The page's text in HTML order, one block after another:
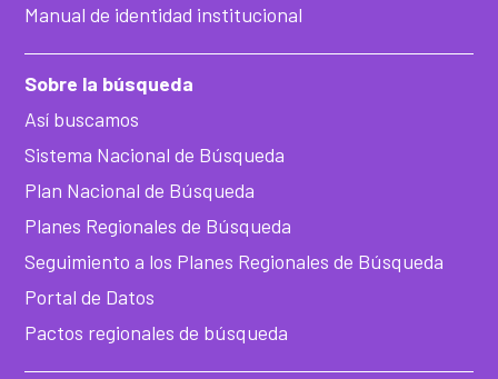
Manual de identidad institucional
Sobre la búsqueda
Así buscamos
Sistema Nacional de Búsqueda
Plan Nacional de Búsqueda
Planes Regionales de Búsqueda
Seguimiento a los Planes Regionales de Búsqueda
Portal de Datos
Pactos regionales de búsqueda